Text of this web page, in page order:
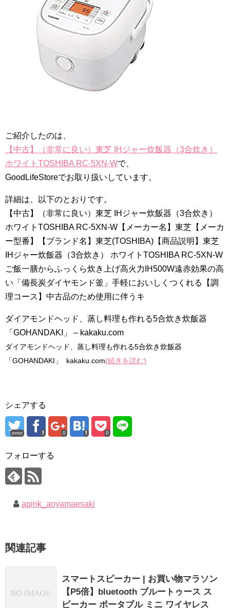
ご紹介したのは、
【中古】（非常に良い）東芝 IHジャー炊飯器（3合炊き）
ホワイトTOSHIBA RC-5XN-Wで、
GoodLifeStoreでお取り扱いしています。
詳細は、以下のとおりです。
【中古】（非常に良い）東芝 IHジャー炊飯器（3合炊き）
ホワイトTOSHIBA RC-5XN-W【メーカー名】東芝【メーカ
ー型番】【ブランド名】東芝(TOSHIBA)【商品説明】東芝
IHジャー炊飯器（3合炊き） ホワイトTOSHIBA RC-5XN-W
ご飯一膳からふっくら炊き上げ高火力IH500W遠赤効果の高
い「備長炭ダイヤモンド釜」手軽においしくつくれる【調
理コース】中古品のため使用に伴うキ
ダイアモンドヘッド、蒸し料理も作れる5合炊き炊飯器
「GOHANDAKI」 – kakaku.com
ダイアモンドヘッド、蒸し料理も作れる5合炊き炊飯器
「GOHANDAKI」 kakaku.com(続きを読む)
シェアする
error 0 0
フォローする
apink_aoyamaesaki
関連記事
スマートスピーカー | お買い物マラソン
【P5倍】bluetooth ブルートゥース ス
ピーカー ポータブル ミニ ワイヤレス